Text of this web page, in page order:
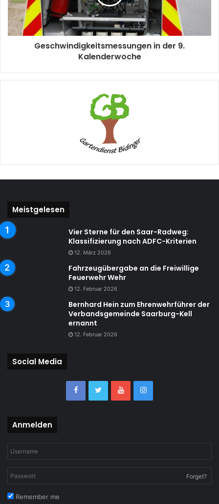
Geschwindigkeitsmessungen in der 9.
Kalenderwoche
Meistgelesen
Vier Sterne für den Saar-Radweg:
Klassifizierung nach ADFC-Kriterien
12. März 2026
Fahrzeugübergabe an die Freiwillige
Feuerwehr Wehr
12. Februar 2026
Bernhard Hein zum Ehrenwehrführer der
Verbandsgemeinde Saarburg-Kell
ernannt
12. Februar 2026
Social Media
Anmelden
Forget?
Remember me